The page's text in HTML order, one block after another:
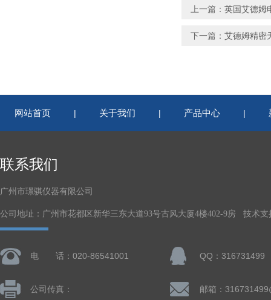
上一篇： 英国艾德姆
下一篇： 艾德姆精密
网站首页 | 关于我们 | 产品中心 |
联系我们
广州市璟骐仪器有限公司
公司地址：广州市花都区新华三东大道93号古风大厦4楼402-9房 技术支
电 话：020-86541001 QQ：316731499
公司传真： 邮箱：